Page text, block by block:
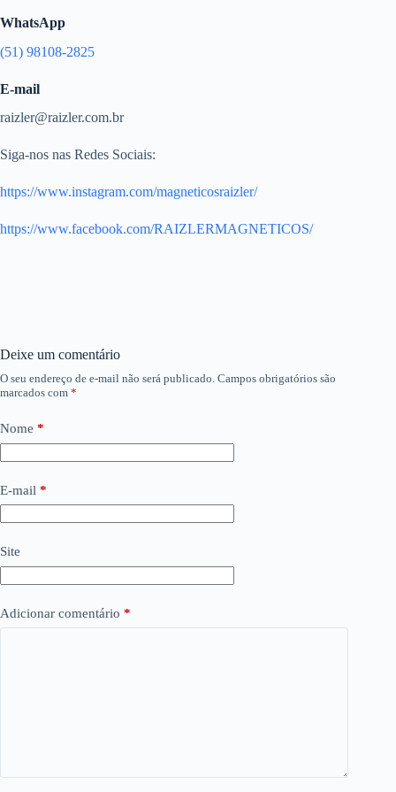
WhatsApp
(51) 98108-2825
E-mail
raizler@raizler.com.br
Siga-nos nas Redes Sociais:
https://www.instagram.com/magneticosraizler/
https://www.facebook.com/RAIZLERMAGNETICOS/
Deixe um comentário
O seu endereço de e-mail não será publicado. Campos obrigatórios são
marcados com *
Nome *
E-mail *
Site
Adicionar comentário *